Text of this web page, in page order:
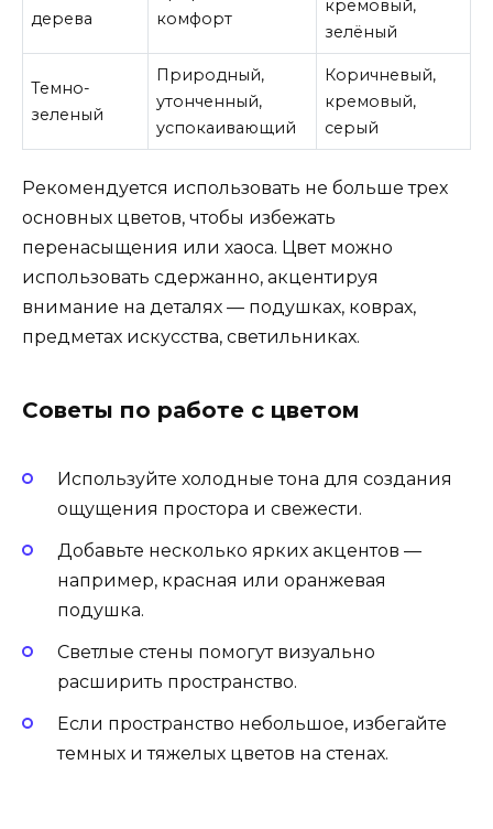
дерева
комфорт
кремовый,
зелёный
Темно-
зеленый
Природный,
утонченный,
успокаивающий
Коричневый,
кремовый,
серый
Рекомендуется использовать не больше трех
основных цветов, чтобы избежать
перенасыщения или хаоса. Цвет можно
использовать сдержанно, акцентируя
внимание на деталях — подушках, коврах,
предметах искусства, светильниках.
Советы по работе с цветом
Используйте холодные тона для создания
ощущения простора и свежести.
Добавьте несколько ярких акцентов —
например, красная или оранжевая
подушка.
Светлые стены помогут визуально
расширить пространство.
Если пространство небольшое, избегайте
темных и тяжелых цветов на стенах.